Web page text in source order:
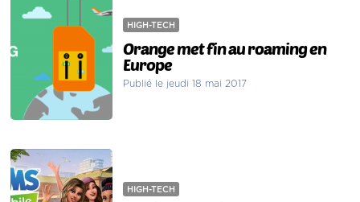
HIGH-TECH
Orange met fin au roaming en
Europe
Publié le jeudi 18 mai 2017
HIGH-TECH